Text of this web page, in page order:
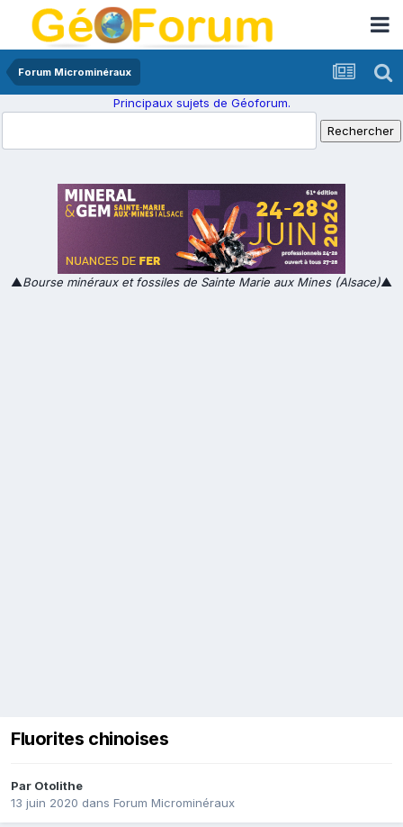
Forum Microminéraux
Principaux sujets de Géoforum.
▲Bourse minéraux et fossiles de Sainte Marie aux Mines (Alsace)▲
Fluorites chinoises
Par Otolithe
13 juin 2020 dans Forum Microminéraux